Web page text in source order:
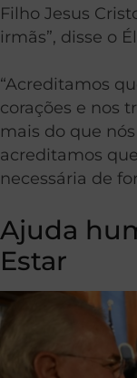
Filho Jesus
irmãs”, disse o
“Acreditamos
corações e nos
mais do que
acreditamos
necessária de
Ajuda
Estar